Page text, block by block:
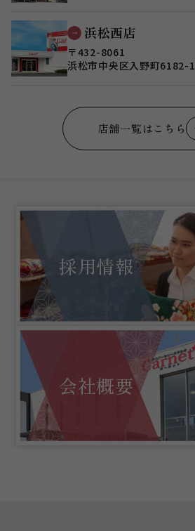
浜松西店
〒432-8061
浜松市中央区入野町6182-1
店舗一覧はこちら
採用情報
会社概要